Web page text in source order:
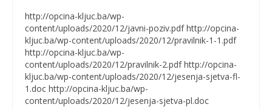
http://opcina-kljuc.ba/wp-
content/uploads/2020/12/javni-poziv.pdf http://opcina-
kljuc.ba/wp-content/uploads/2020/12/pravilnik-1-1.pdf
http://opcina-kljuc.ba/wp-
content/uploads/2020/12/pravilnik-2.pdf http://opcina-
kljuc.ba/wp-content/uploads/2020/12/jesenja-sjetva-fl-
1.doc http://opcina-kljuc.ba/wp-
content/uploads/2020/12/jesenja-sjetva-pl.doc